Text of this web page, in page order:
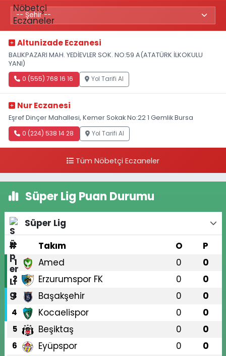
Altunizade Eczanesi
BALIKPAZARI MAH. YEDİEVLER SOK. NO:59 A(ATATÜRK İLKOKULU
YANI)
0 (555) 768 16 16 Yol Tarifi Al
Nur Eczanesi
Eşref Dinçer Mahallesi, Kemer Sokak No:22 1 Gemlik Bursa
0 (224) 538 14 28 Yol Tarifi Al
Tüm Nöbetçi Eczaneler
Süper Lig Puan Durumu
Süper Lig
#
Takım O P
1 Amed 0 0
2 Erzurumspor FK 0 0
3 Başakşehir 0 0
4 Kocaelispor 0 0
5 Beşiktaş 0 0
6 Eyüpspor 0 0